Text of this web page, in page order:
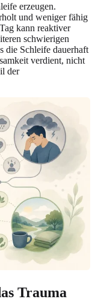
erzeugen.
und weniger fähig
kann reaktiver
schwierigen
die Schleife dauerhaft
verdient, nicht
der
Trauma